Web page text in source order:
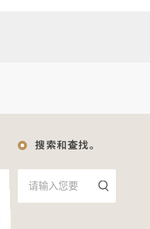
搜索和查找。